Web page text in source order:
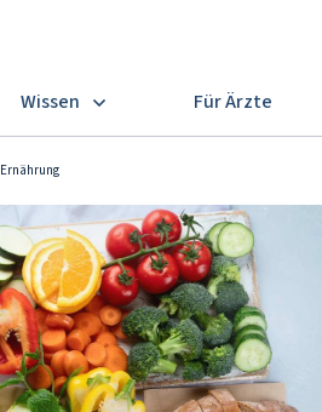
Wissen Für Ärzte
Ernährung